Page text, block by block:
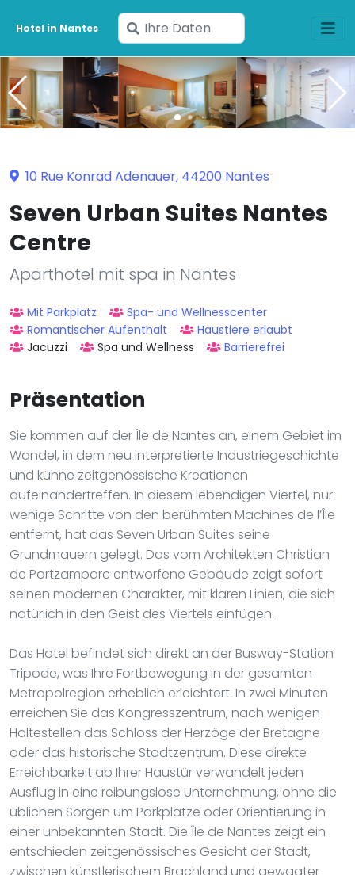
Hotel in Nantes
Geben
Sie
Ihre
Daten
ein
10 Rue Konrad Adenauer, 44200 Nantes
Seven Urban Suites Nantes
Centre
Aparthotel mit spa in Nantes
Mit Parkplatz
Spa- und Wellnesscenter
Romantischer Aufenthalt
Haustiere erlaubt
Jacuzzi
Spa und Wellness Barrierefrei
Präsentation
Sie kommen auf der Île de Nantes an, einem Gebiet im
Wandel, in dem neu interpretierte Industriegeschichte
und kühne zeitgenössische Kreationen
aufeinandertreffen. In diesem lebendigen Viertel, nur
wenige Schritte von den berühmten Machines de l’Île
entfernt, hat das Seven Urban Suites seine
Grundmauern gelegt. Das vom Architekten Christian
de Portzamparc entworfene Gebäude zeigt sofort
seinen modernen Charakter, mit klaren Linien, die sich
natürlich in den Geist des Viertels einfügen.
Das Hotel befindet sich direkt an der Busway-Station
Tripode, was Ihre Fortbewegung in der gesamten
Metropolregion erheblich erleichtert. In zwei Minuten
erreichen Sie das Kongresszentrum, nach wenigen
Haltestellen das Schloss der Herzöge der Bretagne
oder das historische Stadtzentrum. Diese direkte
Erreichbarkeit ab Ihrer Haustür verwandelt jeden
Ausflug in eine reibungslose Unternehmung, ohne die
üblichen Sorgen um Parkplätze oder Orientierung in
einer unbekannten Stadt. Die Île de Nantes zeigt ein
entschieden zeitgenössisches Gesicht der Stadt,
zwischen künstlerischem Brachland und gewagter